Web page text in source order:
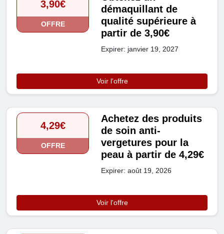
3,90€
OFFRE
démaquillant de
qualité supérieure à
partir de 3,90€
Expirer: janvier 19, 2027
Voir l'offre
4,29€
OFFRE
Achetez des produits
de soin anti-
vergetures pour la
peau à partir de 4,29€
Expirer: août 19, 2026
Voir l'offre